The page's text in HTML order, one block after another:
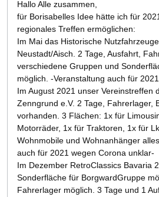
Hallo Alle zusammen,
für Borisabelles Idee hätte ich für
regionales Treffen ermöglichen:
Im Mai das Historische
Neustadt/Aisch. 2 Tage, Ausfahrt,
verschiedene Gruppen und
möglich. -Veranstaltung auch für
Im August 2021 unser Vereinstreffen
Zenngrund e.V. 2 Tage, Fahrerlager,
vorhanden. 3 Flächen: 1x für
Motorräder, 1x für Traktoren, 1x für
Wohnmobile und Wohnanhänger
auch für 2021 wegen Corona unklar-
Im Dezember RetroClassics Bavaria
Sonderfläche für BorgwardGruppe
Fahrerlager möglich. 3 Tage und 1